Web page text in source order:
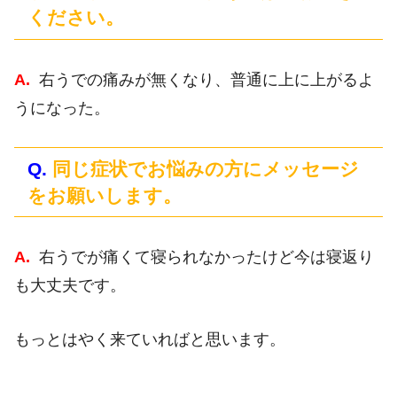
ください。
A. 右うでの痛みが無くなり、普通に上に上がるよ
うになった。
Q. 同じ症状でお悩みの方にメッセージ
をお願いします。
A. 右うでが痛くて寝られなかったけど今は寝返り
も大丈夫です。
もっとはやく来ていればと思います。